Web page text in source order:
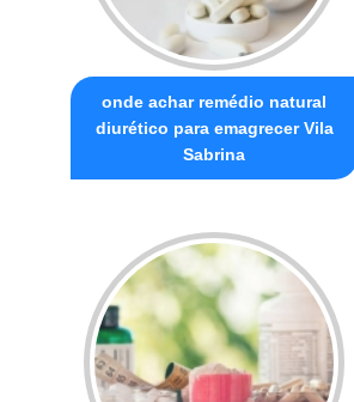
onde achar remédio natural
diurético para emagrecer Vila
Sabrina